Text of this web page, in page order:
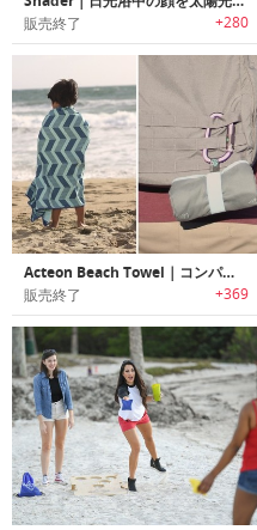
販売終了 +280
Acteon Beach Towel｜コンパクト抗菌マイクロファイバービーチタオル「アクテオン」
販売終了 +369